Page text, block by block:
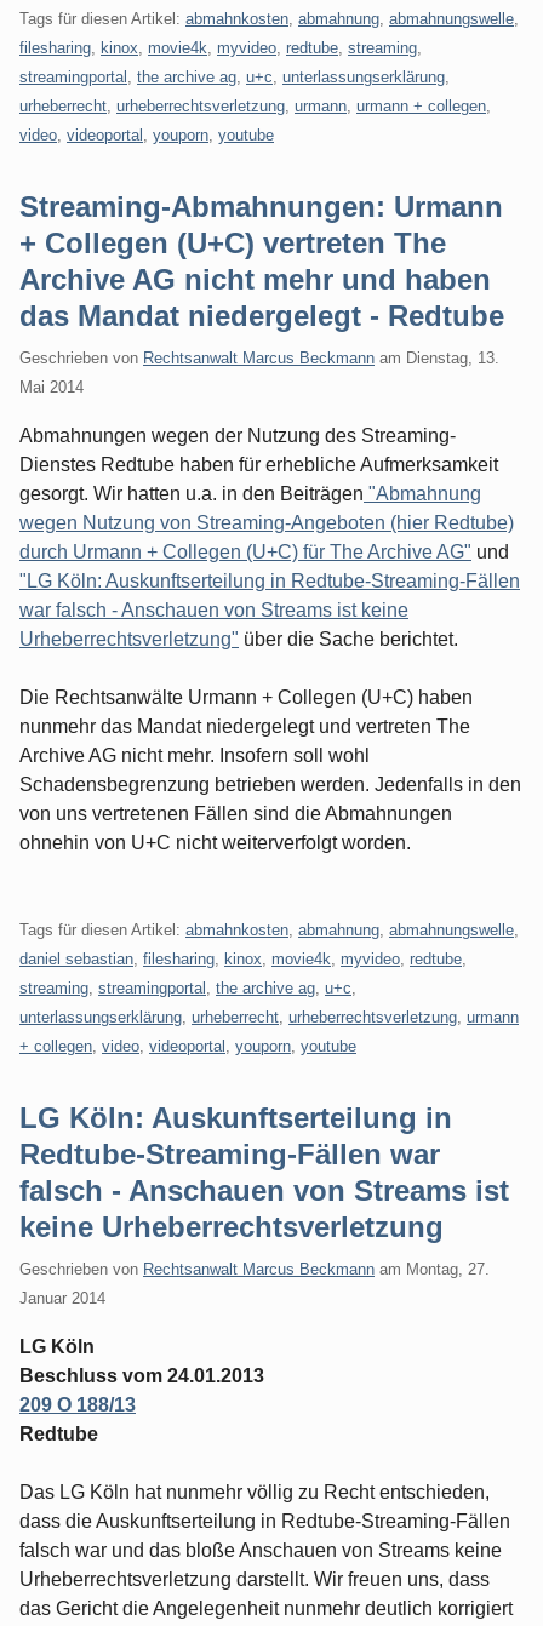
Tags für diesen Artikel: abmahnkosten abmahnung abmahnungswelle
filesharing
kinox movie4k myvideo redtube streaming
streamingportal
the archive ag u+c unterlassungserklärung
urheberrecht urheberrechtsverletzung urmann urmann + collegen
video videoportal youporn youtube
Streaming-Abmahnungen: Urmann
+ Collegen (U+C) vertreten The
Archive AG nicht mehr und haben
das Mandat niedergelegt - Redtube
Geschrieben von Rechtsanwalt Marcus Beckmann am Dienstag, 13.
Mai 2014
Abmahnungen wegen der Nutzung des Streaming-
Dienstes Redtube haben für erhebliche Aufmerksamkeit
gesorgt. Wir hatten u.a. in den Beiträgen "Abmahnung
wegen Nutzung von Streaming-Angeboten (hier Redtube)
durch Urmann + Collegen (U+C) für The Archive AG" und
"LG Köln: Auskunftserteilung in Redtube-Streaming-Fällen
war falsch - Anschauen von Streams ist keine
Urheberrechtsverletzung" über die Sache berichtet.
Die Rechtsanwälte Urmann + Collegen (U+C) haben
nunmehr das Mandat niedergelegt und vertreten The
Archive AG nicht mehr. Insofern soll wohl
Schadensbegrenzung betrieben werden. Jedenfalls in den
von uns vertretenen Fällen sind die Abmahnungen
ohnehin von U+C nicht weiterverfolgt worden.
Tags für diesen Artikel: abmahnkosten abmahnung abmahnungswelle
daniel sebastian filesharing kinox movie4k myvideo redtube
streaming streamingportal the archive ag u+c
unterlassungserklärung urheberrecht urheberrechtsverletzung urmann
+ collegen video videoportal youporn youtube
LG Köln: Auskunftserteilung in
Redtube-Streaming-Fällen war
falsch - Anschauen von Streams ist
keine Urheberrechtsverletzung
Geschrieben von Rechtsanwalt Marcus Beckmann am Montag, 27.
Januar 2014
LG Köln
Beschluss vom 24.01.2013
209 O 188/13
Redtube
Das LG Köln hat nunmehr völlig zu Recht entschieden,
dass die Auskunftserteilung in Redtube-Streaming-Fällen
falsch war und das bloße Anschauen von Streams keine
Urheberrechtsverletzung darstellt. Wir freuen uns, dass
das Gericht die Angelegenheit nunmehr deutlich korrigiert